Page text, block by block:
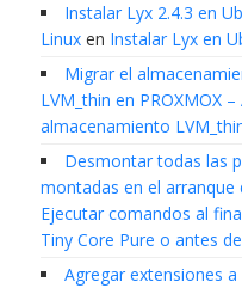
Instalar Lyx 2.4.3 en
Linuxen Instalar Lyx en
Migrar el
LVM_thin en PROXMOX
almacenamiento
Desmontar todas las
montadas en el arranque
Ejecutar comandos al
Tiny Core Pure o antes
Agregar extensiones